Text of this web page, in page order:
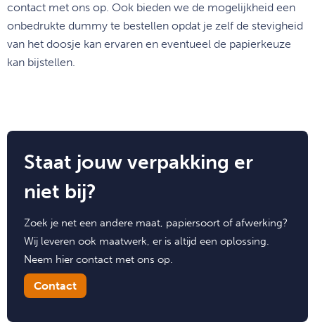
contact met ons op. Ook bieden we de mogelijkheid een
onbedrukte dummy te bestellen opdat je zelf de stevigheid
van het doosje kan ervaren en eventueel de papierkeuze
kan bijstellen.
Staat jouw verpakking er
niet bij?
Zoek je net een andere maat, papiersoort of afwerking?
Wij leveren ook maatwerk, er is altijd een oplossing.
Neem hier contact met ons op.
Contact